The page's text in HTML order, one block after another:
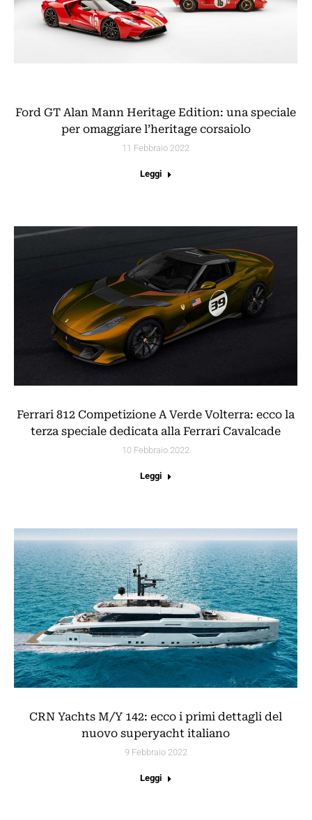
Ford GT Alan Mann Heritage Edition: una speciale
per omaggiare l’heritage corsaiolo
11 Febbraio 2022
Leggi
Ferrari 812 Competizione A Verde Volterra: ecco la
terza speciale dedicata alla Ferrari Cavalcade
10 Febbraio 2022
Leggi
CRN Yachts M/Y 142: ecco i primi dettagli del
nuovo superyacht italiano
9 Febbraio 2022
Leggi